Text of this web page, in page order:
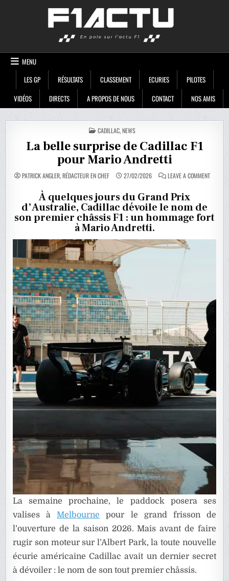
MENU
LES GP
RÉSULTATS CLASSEMENT ECURIES
PILOTES
VIDÉOS
DIRECTS A PROPOS DE NOUS CONTACT NOS AMIS
POSTED
IN
CADILLAC,NEWS
La belle surprise de Cadillac F1
pour Mario Andretti
PATRICK ANGLER, RÉDACTEUR EN CHEF 27/02/2026 LEAVE A COMMENTON
LA
F1
POUR
À quelques jours du Grand Prix
d’Australie, Cadillac dévoile le nom de
son premier châssis F1 : un hommage fort
à Mario Andretti.
La semaine prochaine, le paddock posera ses
valises à Melbourne pour le grand frisson de
l’ouverture de la saison 2026. Mais avant de faire
rugir son moteur sur l’Albert Park, la toute nouvelle
écurie américaine Cadillac avait un dernier secret
à dévoiler : le nom de son tout premier châssis.